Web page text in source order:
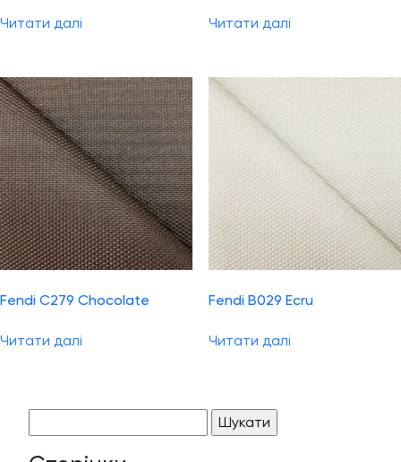
Читати далі Читати далі
Fendi C279 Chocolate
Читати далі
Fendi B029 Ecru
Читати далі